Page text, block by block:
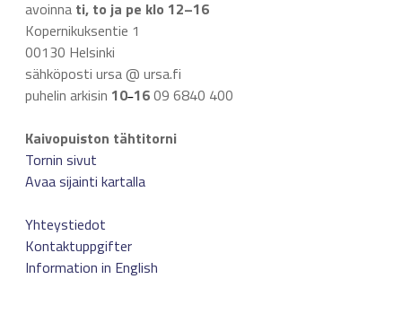
avoinna ti, to ja pe klo 12–16
Kopernikuksentie 1
00130 Helsinki
sähköposti ursa @ ursa.fi
puhelin arkisin 10–1609 6840 400
Kaivopuiston tähtitorni
Tornin sivut
Avaa sijainti kartalla
Yhteystiedot
Kontaktuppgifter
Information in English